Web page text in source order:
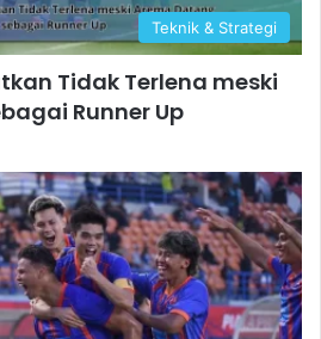
Teknik & Strategi
Tidak Terlena meski
Runner Up